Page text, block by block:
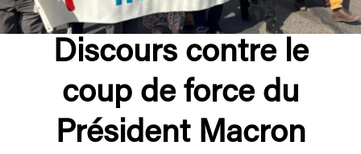
Discours contre le
coup de force du
Président Macron